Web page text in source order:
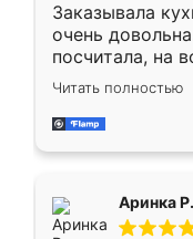
Заказывала
очень
посчитала, на
Замерщик
делу со всей
за день,
Читать полностью
Аринка Р.